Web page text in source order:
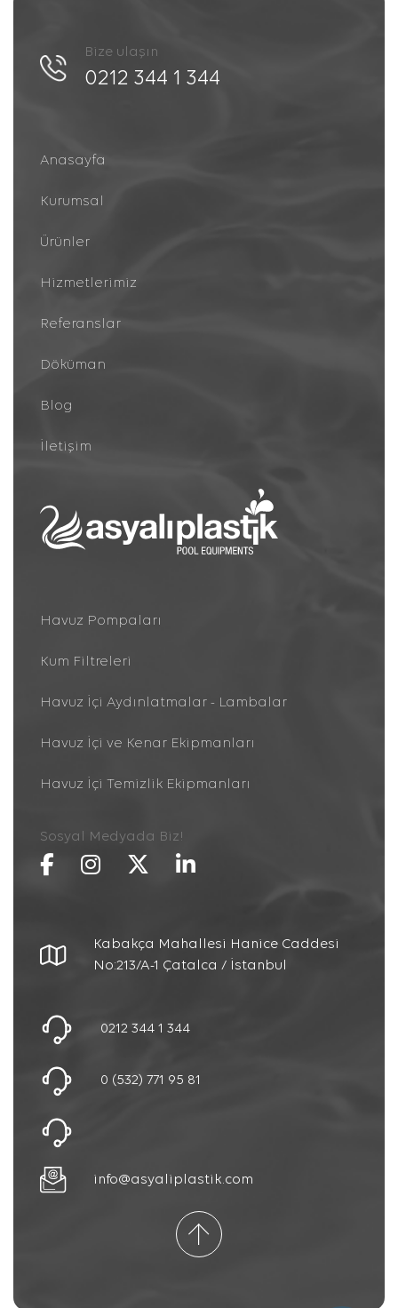
Bize ulaşın
0212 344 1 344
Anasayfa
Kurumsal
Ürünler
Hizmetlerimiz
Referanslar
Döküman
Blog
İletişim
Havuz Pompaları
Kum Filtreleri
Havuz İçi Aydınlatmalar - Lambalar
Havuz İçi ve Kenar Ekipmanları
Havuz İçi Temizlik Ekipmanları
Sosyal Medyada Biz!
Kabakça Mahallesi Hanice Caddesi
No:213/A-1 Çatalca / İstanbul
0212 344 1 344
0 (532) 771 95 81
info@asyaliplastik.com